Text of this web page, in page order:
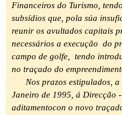
Financeiros do Turismo,
subsídios que, pola súa
reunir os avultados capitais
necessários a execução do
campo de golfe, tendo
no traçado do
Nos prazos estipulados, a
Janeiro de 1995, á Direcção
aditamentocon o novo